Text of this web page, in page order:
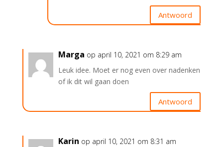
Antwoord
Marga op april 10, 2021 om 8:29 am
Leuk idee. Moet er nog even over nadenken
of ik dit wil gaan doen
Antwoord
Karin op april 10, 2021 om 8:31 am